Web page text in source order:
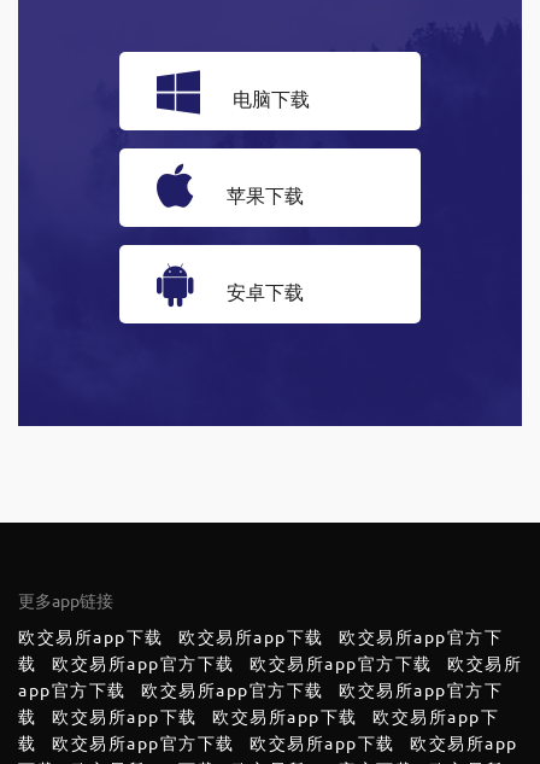
电脑下载
苹果下载
安卓下载
更多app链接
欧交易所app下载
欧交易所app下载
欧交易所app官方下
载
欧交易所app官方下载 欧交易所app官方下载
欧交易所
app官方下载
欧交易所app官方下载
欧交易所app官方下
载
欧交易所app下载 欧交易所app下载
欧交易所app下
载
欧交易所app官方下载 欧交易所app下载
欧交易所app